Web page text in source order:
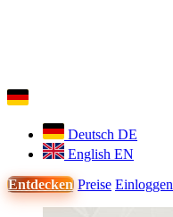
Deutsch DE
English EN
Entdecken Preise Einloggen